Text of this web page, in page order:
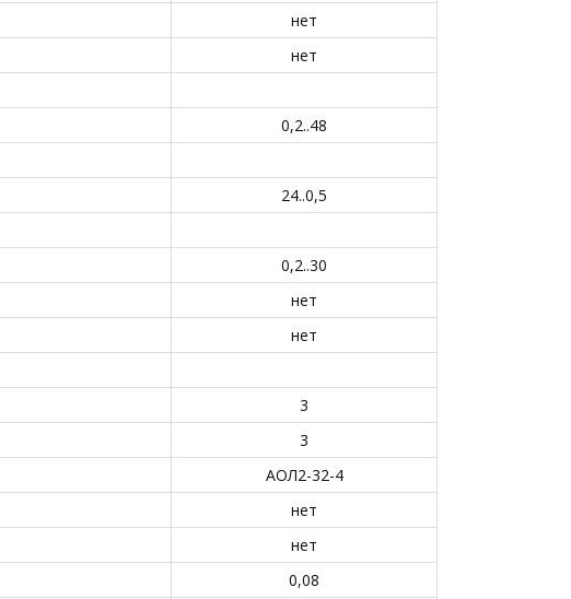
нет
нет
0,2..48
24..0,5
0,2..30
нет
нет
3
3
АОЛ2-32-4
нет
нет
0,08